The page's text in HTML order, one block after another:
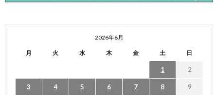
2026年8月
月 火 水 木 金 土 日
1 2
3 4 5 6 7 8 9